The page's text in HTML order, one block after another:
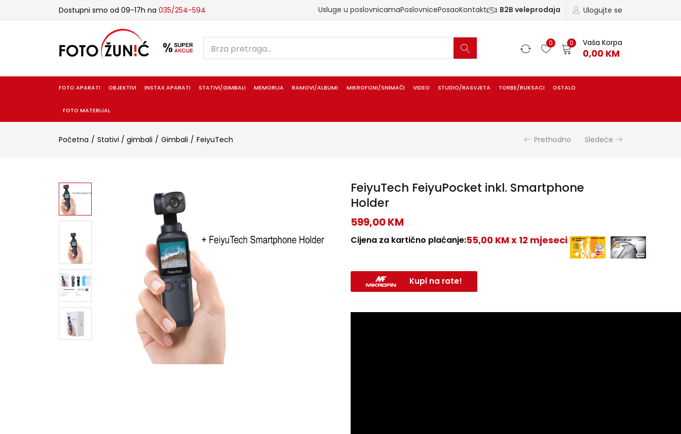
Dostupni smo od 09-17h na 035/254-594 Ulogujte se
Usluge u poslovnicamaPoslovnicePosaoKontakt B2B veleprodaja
0 0 Vaša Korpa
0,00 KM
FOTO APARATI OBJEKTIVI INSTAX APARATI STATIVI/GIMBALI MEMORIJA RAMOVI/ALBUMI MIKROFONI/SNIMAČI VIDEO STUDIO/RASVJETA TORBE/RUKSACI OSTALO
FOTO MATERIJAL
Početna Stativi / gimbali Gimbali FeiyuTech Prethodno Sledeće
FeiyuTech FeiyuPocket inkl. Smartphone
Holder
599,00KM
Cijena za kartično plaćanje:55,00 KM x 12 mjeseci
Kupi na rate!